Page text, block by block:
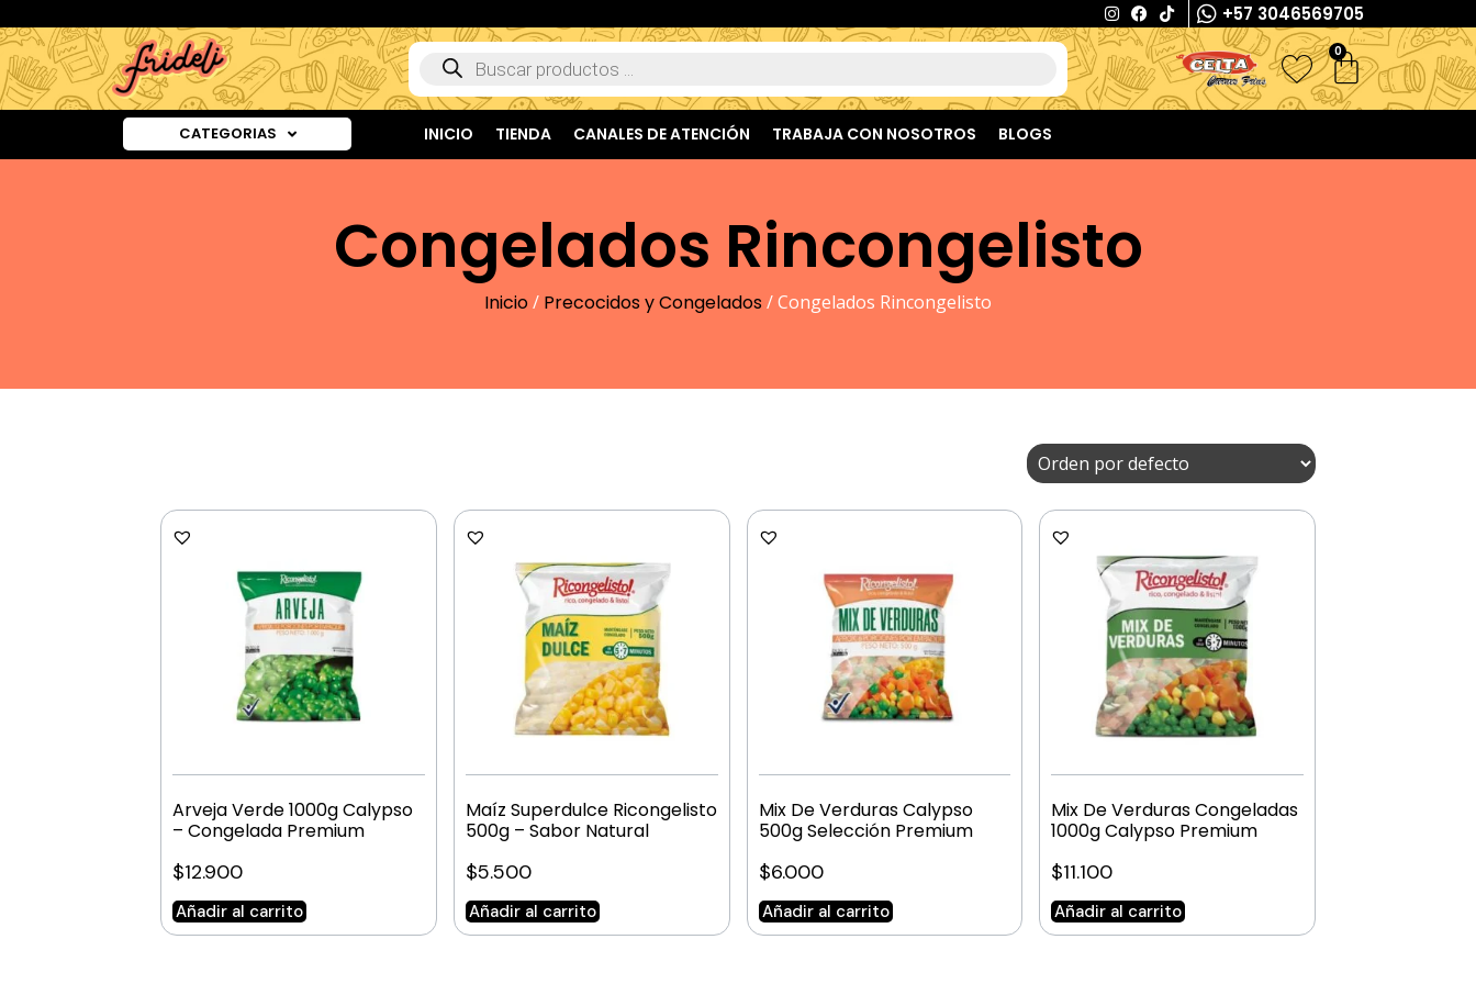
+57 3046569705
0
CATEGORIAS INICIO TIENDA CANALES DE ATENCIÓN TRABAJA CON NOSOTROS BLOGS
Congelados Rincongelisto
Inicio/ Precocidos y Congelados/ Congelados Rincongelisto
Arveja Verde 1000g Calypso
– Congelada Premium
$12.900
Añadir al carrito
Maíz Superdulce Ricongelisto
500g – Sabor Natural
$5.500
Añadir al carrito
Mix De Verduras Calypso
500g Selección Premium
$6.000
Añadir al carrito
Mix De Verduras Congeladas
1000g Calypso Premium
$11.100
Añadir al carrito